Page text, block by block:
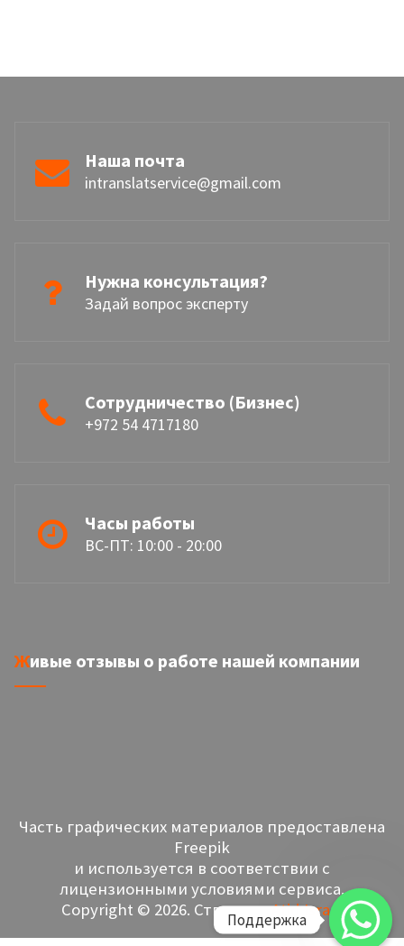
Наша почта
intranslatservice@gmail.com
Нужна консультация?
Задай вопрос эксперту
Сотрудничество (Бизнес)
+972 54 4717180
Часы работы
ВС-ПТ: 10:00 - 20:00
Живые отзывы о работе нашей компании
Часть графических материалов предоставлена
Freepik
и используется в соответствии с
лицензионными условиями сервиса.
Copyright © 2026. СтвореноAtid Israel
Поддержка